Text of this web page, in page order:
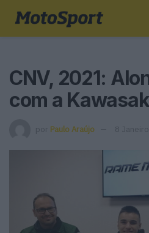
CNV, 2021:
com a
por Paulo Araújo 8